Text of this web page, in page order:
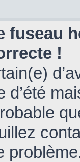
fuseau
!
d’été